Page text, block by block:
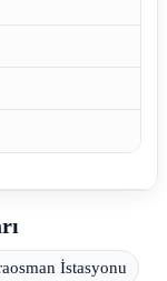
İstasyonu